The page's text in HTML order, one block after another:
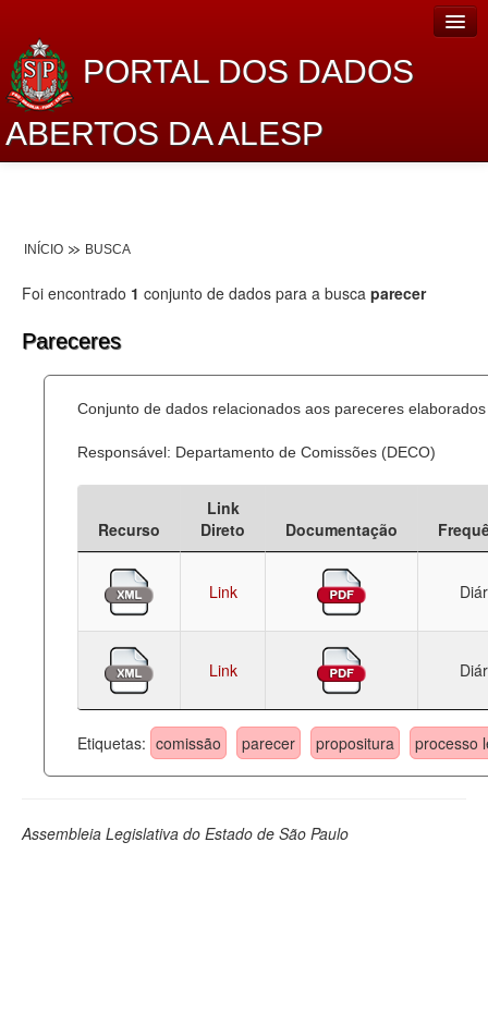
PORTAL DOS DADOS
ABERTOS DA ALESP
Lei de Acesso à Informação
Dados Governamentais Abertos
Processo Legislativo
Deputados Estaduais
Administração
Legislação
Perguntas frequentes
Contato
INÍCIO BUSCA
Foi encontrado 1 conjunto de dados para a busca parecer
Pareceres
Conjunto de dados relacionados aos pareceres
Responsável: Departamento de Comissões (DECO)
Recurso
Link
Direto
Documentação
Link
Link
Etiquetas: comissão parecer propositura processo
Assembleia Legislativa do Estado de São Paulo